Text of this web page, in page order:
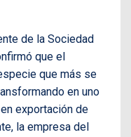
de la Sociedad
que el
que más se
en uno
exportación de
la empresa del